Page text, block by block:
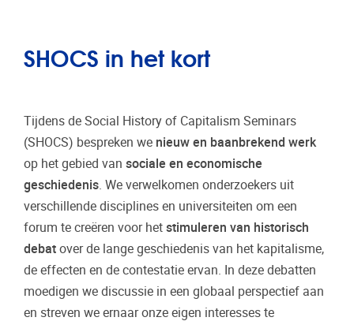
SHOCS in het kort
Tijdens de Social History of Capitalism Seminars
(SHOCS) bespreken we nieuw en baanbrekend werk
op het gebied van sociale en economische
geschiedenis . We verwelkomen onderzoekers uit
verschillende disciplines en universiteiten om een
forum te creëren voor het stimuleren van historisch
debat over de lange geschiedenis van het kapitalisme,
de effecten en de contestatie ervan. In deze debatten
moedigen we discussie in een globaal perspectief aan
en streven we ernaar onze eigen interesses te